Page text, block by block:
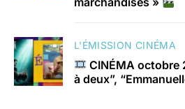
L'ÉMISSION CINÉMA
CINÉMA octobre
à deux”,